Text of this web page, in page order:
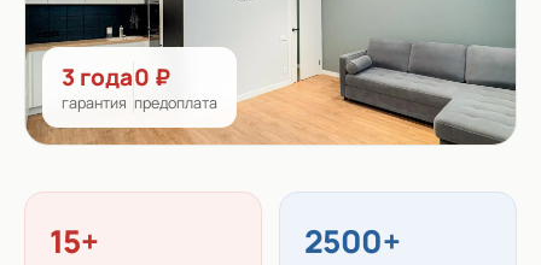
3 года
гарантия
0 ₽
предоплата
15+ 2500+